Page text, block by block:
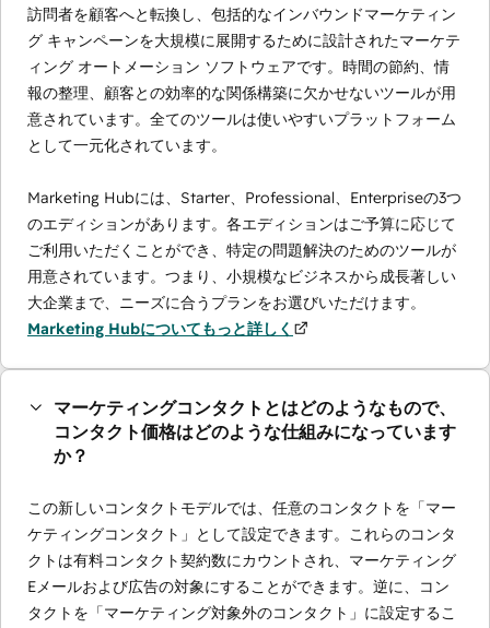
訪問者を顧客へと転換し、包括的なインバウンドマーケティン
グ キャンペーンを大規模に展開するために設計されたマーケテ
ィング オートメーション ソフトウェアです。時間の節約、情
報の整理、顧客との効率的な関係構築に欠かせないツールが用
意されています。全てのツールは使いやすいプラットフォーム
として一元化されています。
Marketing Hubには、Starter、Professional、Enterpriseの3つ
のエディションがあります。各エディションはご予算に応じて
ご利用いただくことができ、特定の問題解決のためのツールが
用意されています。つまり、小規模なビジネスから成長著しい
大企業まで、ニーズに合うプランをお選びいただけます。
Marketing Hubについてもっと詳しく
マーケティングコンタクトとはどのようなもので、
コンタクト価格はどのような仕組みになっています
か？
この新しいコンタクトモデルでは、任意のコンタクトを「マー
ケティングコンタクト」として設定できます。これらのコンタ
クトは有料コンタクト契約数にカウントされ、マーケティング
Eメールおよび広告の対象にすることができます。逆に、コン
タクトを「マーケティング対象外のコンタクト」に設定するこ